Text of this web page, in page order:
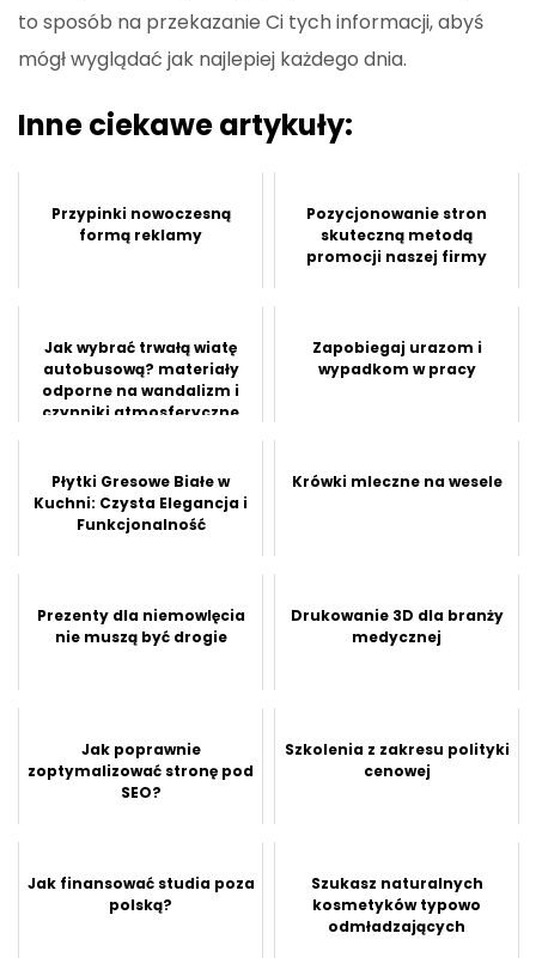
to sposób na przekazanie Ci tych informacji, abyś
mógł wyglądać jak najlepiej każdego dnia.
Inne ciekawe artykuły:
Przypinki nowoczesną
formą reklamy
Pozycjonowanie stron
skuteczną metodą
promocji naszej firmy
Jak wybrać trwałą wiatę
autobusową? materiały
odporne na wandalizm i
czynniki atmosferyczne
Zapobiegaj urazom i
wypadkom w pracy
Płytki Gresowe Białe w
Kuchni: Czysta Elegancja i
Funkcjonalność
Krówki mleczne na wesele
Prezenty dla niemowlęcia
nie muszą być drogie
Drukowanie 3D dla branży
medycznej
Jak poprawnie
zoptymalizować stronę pod
SEO?
Szkolenia z zakresu polityki
cenowej
Jak finansować studia poza
polską?
Szukasz naturalnych
kosmetyków typowo
odmładzających